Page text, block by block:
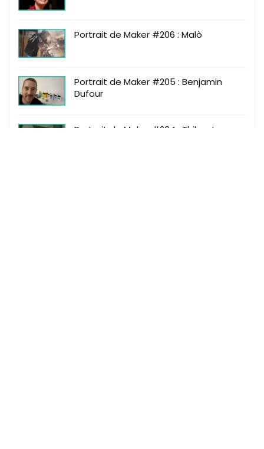
Portrait de Maker #206 : Malò
Portrait de Maker #205 : Benjamin
Dufour
Portrait de Maker #204 : Thibaut